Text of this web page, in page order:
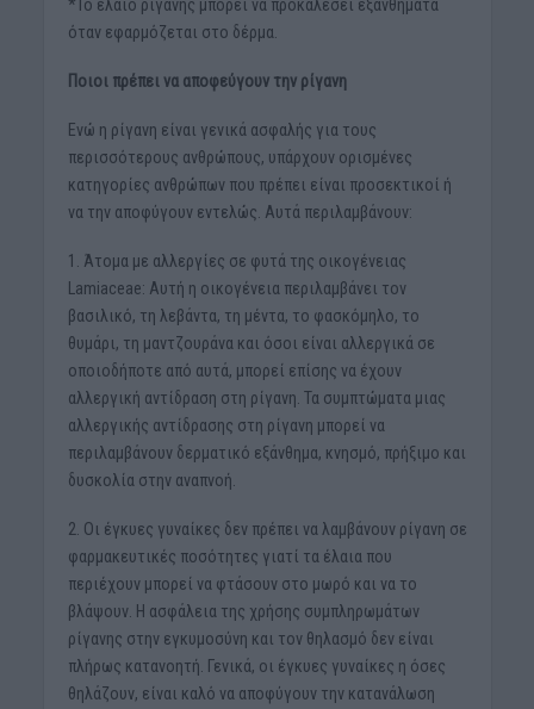
*Το έλαιο ρίγανης μπορεί να προκαλέσει εξανθήματα
όταν εφαρμόζεται στο δέρμα.
Ποιοι πρέπει να αποφεύγουν την ρίγανη
Ενώ η ρίγανη είναι γενικά ασφαλής για τους
περισσότερους ανθρώπους, υπάρχουν ορισμένες
κατηγορίες ανθρώπων που πρέπει είναι προσεκτικοί ή
να την αποφύγουν εντελώς. Αυτά περιλαμβάνουν:
1. Άτομα με αλλεργίες σε φυτά της οικογένειας
Lamiaceae: Αυτή η οικογένεια περιλαμβάνει τον
βασιλικό, τη λεβάντα, τη μέντα, το φασκόμηλο, το
θυμάρι, τη μαντζουράνα και όσοι είναι αλλεργικά σε
οποιοδήποτε από αυτά, μπορεί επίσης να έχουν
αλλεργική αντίδραση στη ρίγανη. Τα συμπτώματα μιας
αλλεργικής αντίδρασης στη ρίγανη μπορεί να
περιλαμβάνουν δερματικό εξάνθημα, κνησμό, πρήξιμο και
δυσκολία στην αναπνοή.
2. Οι έγκυες γυναίκες δεν πρέπει να λαμβάνουν ρίγανη σε
φαρμακευτικές ποσότητες γιατί τα έλαια που
περιέχουν μπορεί να φτάσουν στο μωρό και να το
βλάψουν. Η ασφάλεια της χρήσης συμπληρωμάτων
ρίγανης στην εγκυμοσύνη και τον θηλασμό δεν είναι
πλήρως κατανοητή. Γενικά, οι έγκυες γυναίκες η όσες
θηλάζουν, είναι καλό να αποφύγουν την κατανάλωση